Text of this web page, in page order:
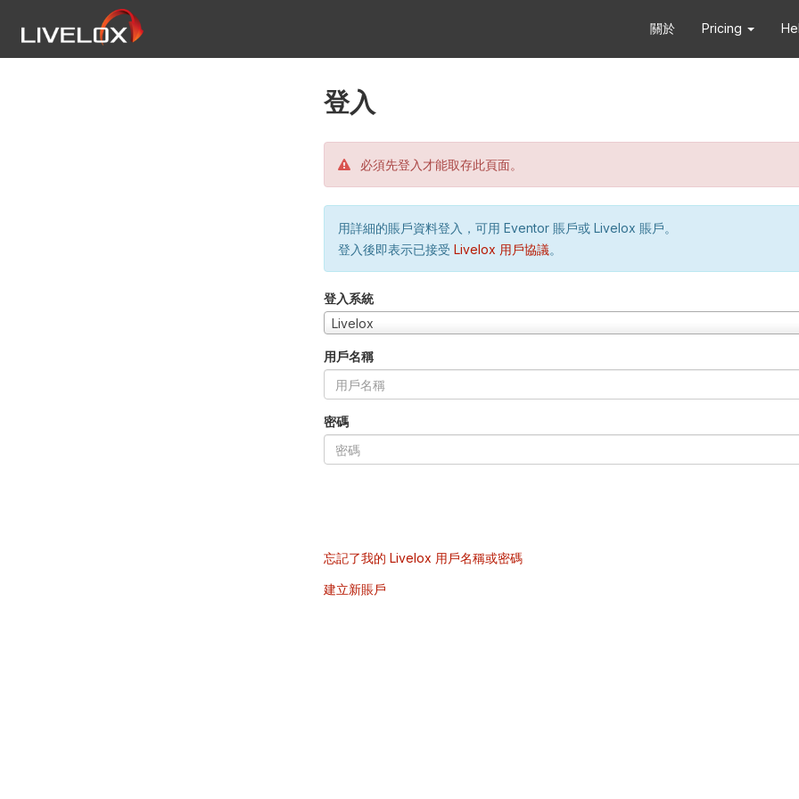
關於 Pricing
登入
必須先登入才能取存此頁面。
用詳細的賬戶資料登入，可用 Eventor 賬戶或 Livelox 賬戶。
登入後即表示已接受 Livelox 用戶協議。
登入系統
Livelox
用戶名稱
密碼
忘記了我的 Livelox 用戶名稱或密碼
建立新賬戶